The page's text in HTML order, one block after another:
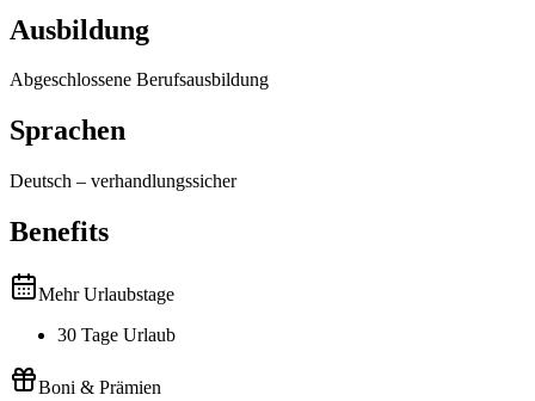
Ausbildung
Abgeschlossene Berufsausbildung
Sprachen
Deutsch – verhandlungssicher
Benefits
Mehr Urlaubstage
30 Tage Urlaub
Boni & Prämien